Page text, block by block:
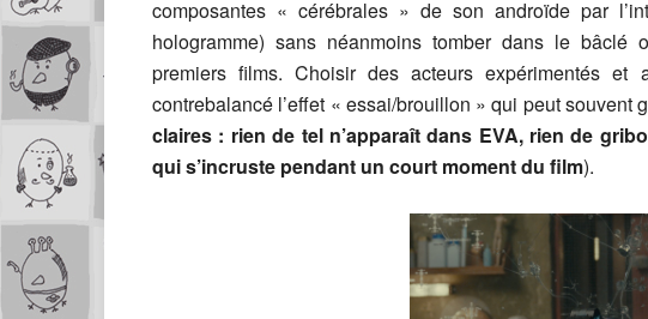
composantes « cérébrales » de son androïde par
hologramme) sans néanmoins tomber dans le bâclé
premiers films. Choisir des acteurs expérimentés
contrebalancé l’effet « essai/brouillon » qui peut souvent
claires : rien de tel n’apparaît dans EVA, rien de
qui s’incruste pendant un court moment du film).